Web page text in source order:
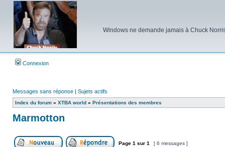
Windows ne demande jamais à Chuck
Connexion
Messages sans réponse | Sujets actifs
Index du forum » XTBA world » Présentations des membres
Marmotton
Page 1 sur 1 [ 6 messages ]